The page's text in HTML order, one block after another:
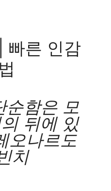
빠른 인감
순함은 모
뒤에 있
오나르도
치